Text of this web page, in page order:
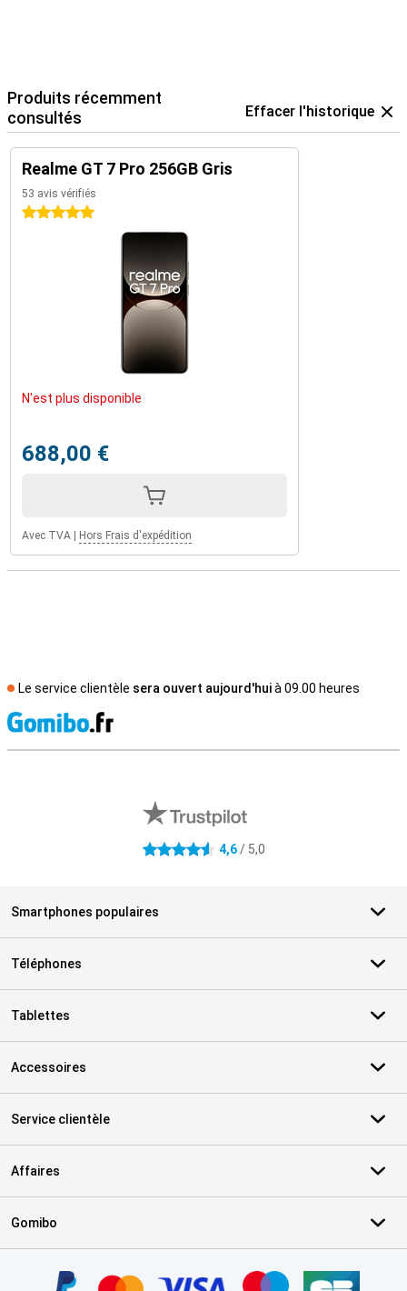
Produits récemment
consultés
Effacer l'historique
Realme GT 7 Pro 256GB Gris
53 avis vérifiés
5 étoiles
N'est plus disponible
688,00 €
Avec TVA Hors Frais d'expédition
Le service clientèle sera ouvert aujourd'huià 09.00 heures
4.6 étoiles 4,6/ 5,0
Smartphones populaires
Téléphones
Tablettes
Accessoires
Service clientèle
Affaires
Gomibo